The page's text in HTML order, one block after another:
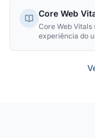
Core Web
Core Web Vitals
experiência do